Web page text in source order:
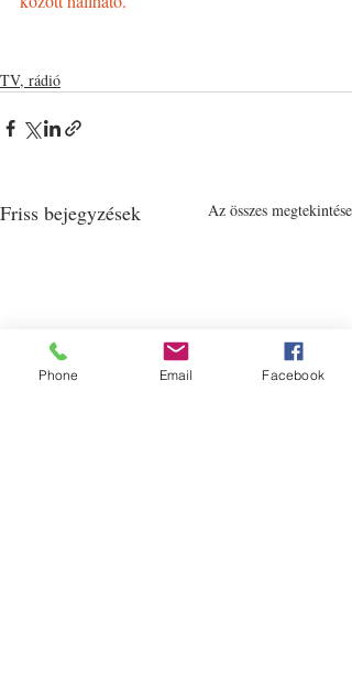
TV, rádió
Friss bejegyzések Az összes megtekintése
Phone Email Facebook